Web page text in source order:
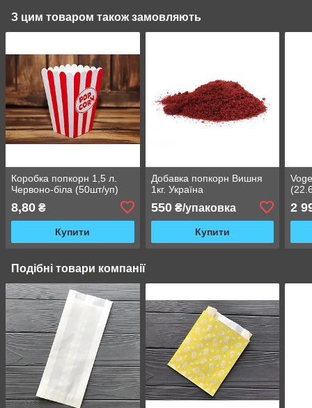
З цим товаром також замовляють
Коробка попкорн 1,5 л.
Червоно-біла (50шт/уп)
8,80 ₴
Купити
Добавка попкорн Вишня
1кг. Україна
550₴/упаковка
Купити
2
Подібні товари компанії